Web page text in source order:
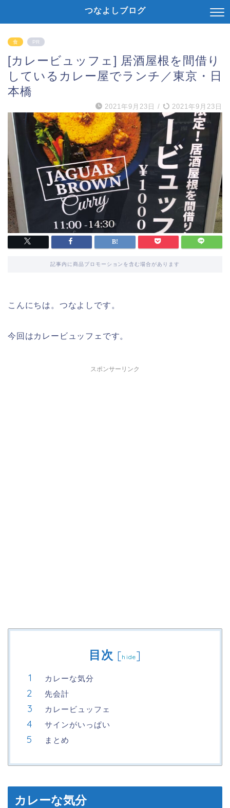
つなよしブログ
食 PR
[カレービュッフェ] 居酒屋根を間借り
しているカレー屋でランチ／東京・日
本橋
2021年9月23日 / 2021年9月23日
記事内に商品プロモーションを含む場合があります
こんにちは。つなよしです。
今回はカレービュッフェです。
スポンサーリンク
目次 [hide]
カレーな気分
先会計
カレービュッフェ
サインがいっぱい
まとめ
カレーな気分